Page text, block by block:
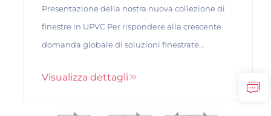
efficienti
Presentazione della nostra nuova collezione di
finestre in UPVC Per rispondere alla crescente
domanda globale di soluzioni finestrate
nostra azienda ha ufficialmente lanciato una
Visualizza dettagli